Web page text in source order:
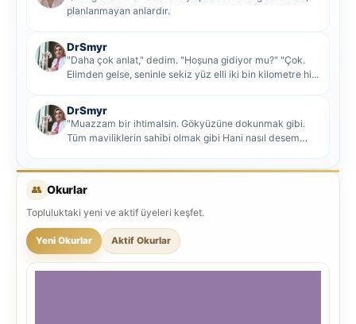
planlanmayan anlardır.
DrSmyr
"Daha çok anlat," dedim. "Hoşuna gidiyor mu?" "Çok.
Elimden gelse, seninle sekiz yüz elli iki bin kilometre hi...
DrSmyr
"Muazzam bir ihtimalsin. Gökyüzüne dokunmak gibi.
Tüm maviliklerin sahibi olmak gibi Hani nasıl desem
👥 Okurlar
Topluluktaki yeni ve aktif üyeleri keşfet.
Yeni Okurlar Aktif Okurlar